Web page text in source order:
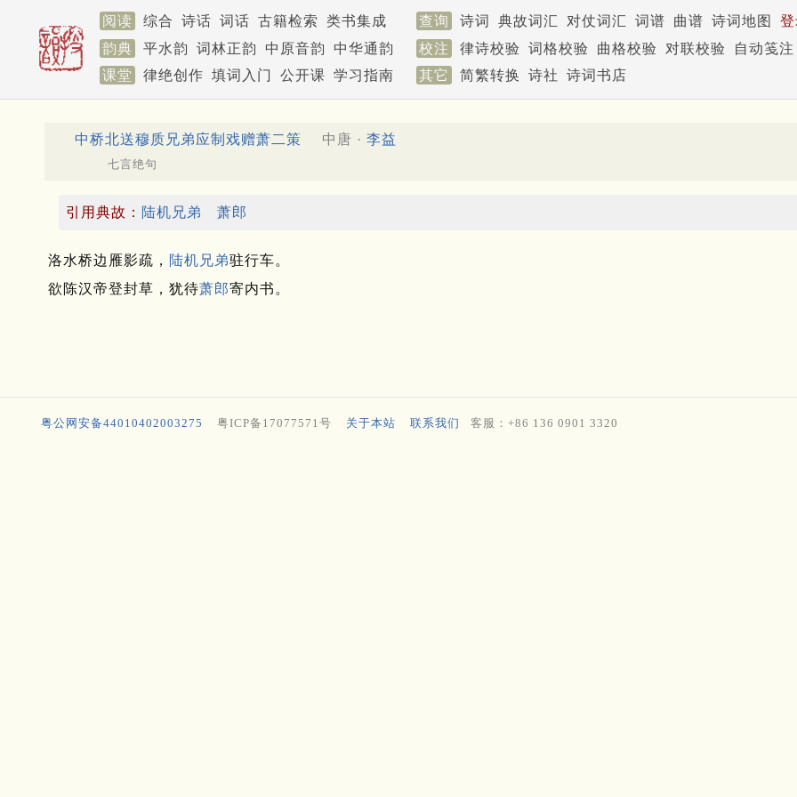
阅读 综合 诗话 词话 古籍检索 类书集成 查询 诗词 典故词汇 对仗词汇 词谱 曲谱 诗词地图
韵典
平水韵 词林正韵 中原音韵 中华通韵 校注 律诗校验 词格校验 曲格校验 对联校验
自动笺注
课堂
律绝创作 填词入门 公开课 学习指南 其它 简繁转换 诗社 诗词书店
中桥北送穆质兄弟应制戏赠萧二策 中唐 · 李益
七言绝句
引用典故： 陆机兄弟 萧郎
洛水桥边雁影疏， 陆机兄弟驻行车。
欲陈汉帝登封草，犹待萧郎寄内书。
粤公网安备44010402003275 粤ICP备17077571号 关于本站 联系我们 客服：+86 136 0901 3320